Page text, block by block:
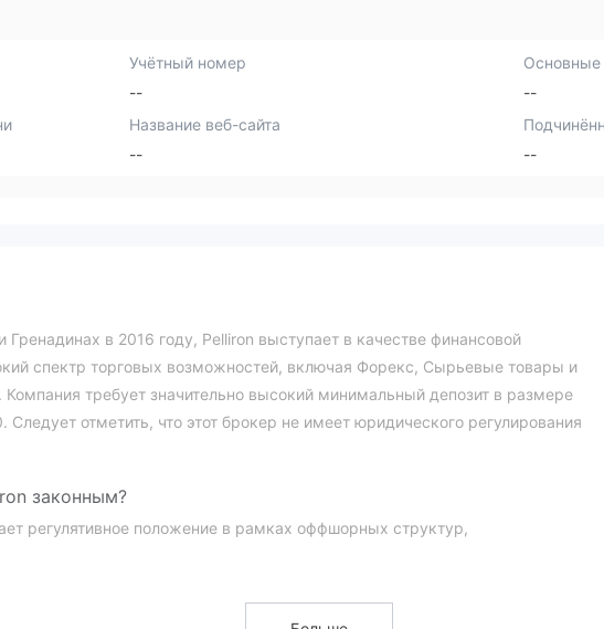
Учётный номер
--
Основные
--
Название веб-сайта
--
--
в 2016 году, Pelliron выступает в качестве финансовой
спектр торговых возможностей, включая Форекс, Сырьевые товары и
требует значительно высокий минимальный депозит в размере
отметить, что этот брокер не имеет юридического регулирования
законным?
регулятивное положение в рамках оффшорных структур,